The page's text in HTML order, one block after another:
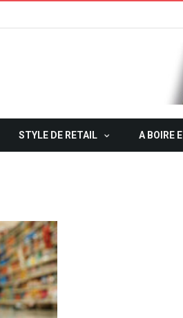
STYLE DE RETAIL A BOIRE